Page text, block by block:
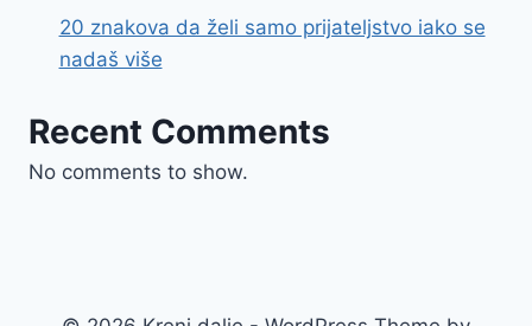
20 znakova da želi samo prijateljstvo iako se
nadaš više
Recent Comments
No comments to show.